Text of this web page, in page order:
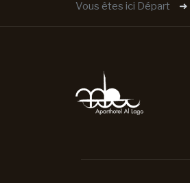
Vous êtes ici Départ